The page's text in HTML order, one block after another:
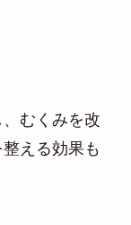
むくみを改
える効果も